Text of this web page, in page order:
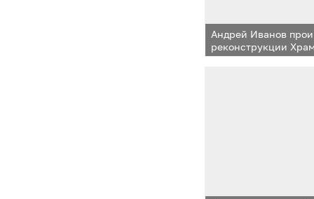
Андрей Иванов
реконструкции
Нерукотворного